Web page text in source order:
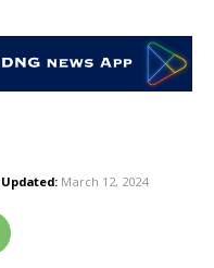
Updated: March 12, 2024